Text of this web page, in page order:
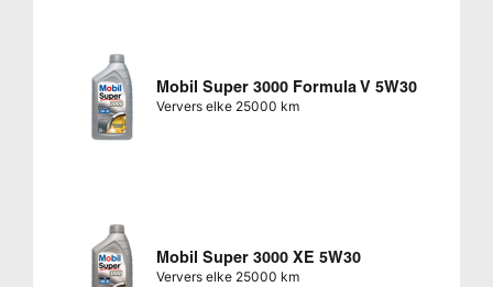
Mobil Super 3000 Formula V 5W30
Ververs elke 25000 km
Mobil Super 3000 XE 5W30
Ververs elke 25000 km